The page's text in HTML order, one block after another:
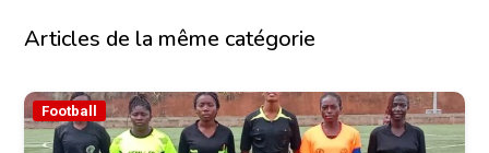
Articles de la même catégorie
Football